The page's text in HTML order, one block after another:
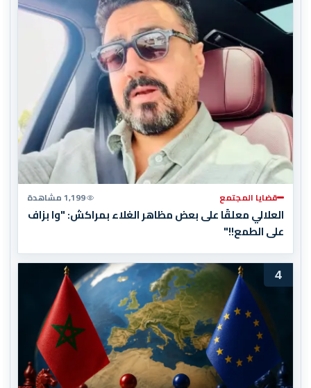
قضايا المجتمع 1,199 مشاهدة
العلالي معلقًا على بعض مظاهر الغلاء بمراكش: "وا بزاف
على الطمع!!"
4